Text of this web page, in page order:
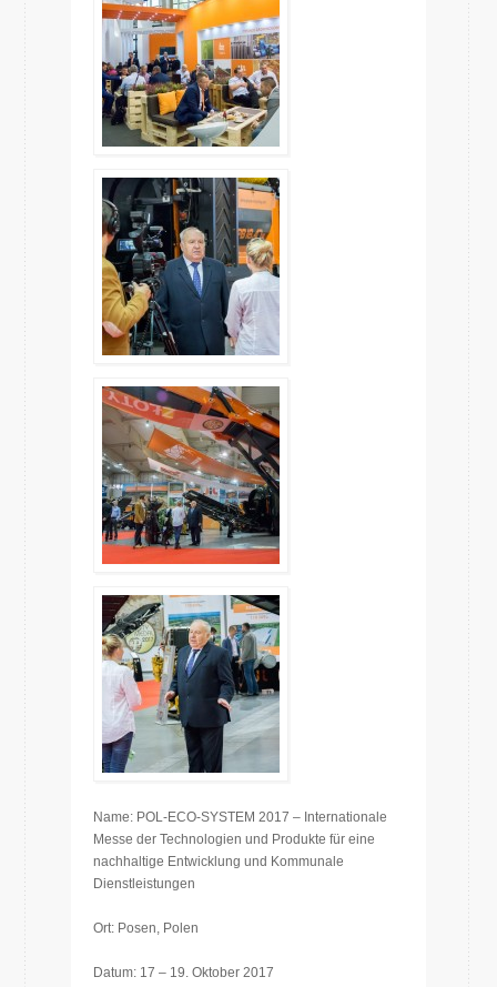
Name: POL-ECO-SYSTEM 2017 – Internationale
Messe der Technologien und Produkte für eine
nachhaltige Entwicklung und Kommunale
Dienstleistungen
Ort: Posen, Polen
Datum: 17 – 19. Oktober 2017